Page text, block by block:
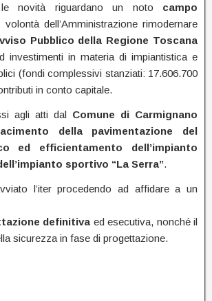
novità riguardano un noto campo
dell’Amministrazione rimodernare
Pubblico della Regione Toscana
investimenti in materia di impiantistica e
(fondi complessivi stanziati: 17.606.700
in conto capitale.
agli atti dal Comune di Carmignano
della pavimentazione del
ed efficientamento dell’impianto
sportivo “La Serra”.
l’iter procedendo ad affidare a un
definitiva ed esecutiva, nonché il
sicurezza in fase di progettazione.